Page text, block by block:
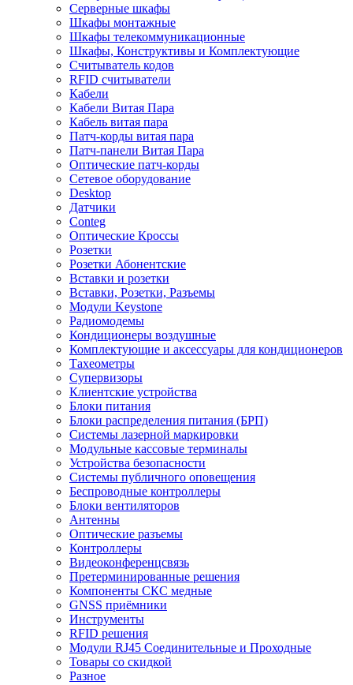
Серверные шкафы
Шкафы монтажные
Шкафы телекоммуникационные
Шкафы, Конструктивы и Комплектующие
Считыватель кодов
RFID считыватели
Кабели
Кабели Витая Пара
Кабель витая пара
Патч-корды витая пара
Патч-панели Витая Пара
Оптические патч-корды
Сетевое оборудование
Desktop
Датчики
Conteg
Оптические Кроссы
Розетки
Розетки Абонентские
Вставки и розетки
Вставки, Розетки, Разъемы
Модули Keystone
Радиомодемы
Кондиционеры воздушные
Комплектующие и аксессуары для кондиционеров
Тахеометры
Супервизоры
Клиентские устройства
Блоки питания
Блоки распределения питания (БРП)
Системы лазерной маркировки
Модульные кассовые терминалы
Устройства безопасности
Системы публичного оповещения
Беспроводные контроллеры
Блоки вентиляторов
Антенны
Оптические разъемы
Контроллеры
Видеоконференцсвязь
Претерминированные решения
Компоненты СКС медные
GNSS приёмники
Инструменты
RFID решения
Модули RJ45 Соединительные и Проходные
Товары со скидкой
Разное